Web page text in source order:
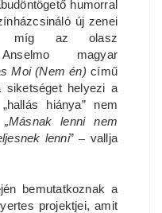
humorral
új zenei
míg az olasz
magyar
Moi (Nem én)című
siketséget helyezi a
hiánya” nem
„Másnak lenni nem
lenni”– vallja
bemutatkoznak a
projektjei, amit